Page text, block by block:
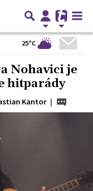
25°C
Nohavici je
hitparády
Kantor |